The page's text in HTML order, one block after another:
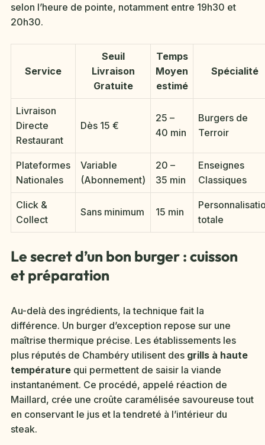
selon l’heure de pointe, notamment entre 19h30 et
20h30.
Service
Seuil
Livraison
Gratuite
Temps
Moyen
estimé
Spécialité
Livraison
Directe
Restaurant
Dès 15 €
25 –
40 min
Burgers de
Terroir
Plateformes
Nationales
Variable
(Abonnement)
20 –
35 min
Enseignes
Classiques
Click &
Collect
Sans minimum 15 min
totale
Le secret d’un bon burger : cuisson
et préparation
Au-delà des ingrédients, la technique fait la
différence. Un burger d’exception repose sur une
maîtrise thermique précise. Les établissements les
plus réputés de Chambéry utilisent des grills à haute
température qui permettent de saisir la viande
instantanément. Ce procédé, appelé réaction de
Maillard, crée une croûte caramélisée savoureuse tout
en conservant le jus et la tendreté à l’intérieur du
steak.